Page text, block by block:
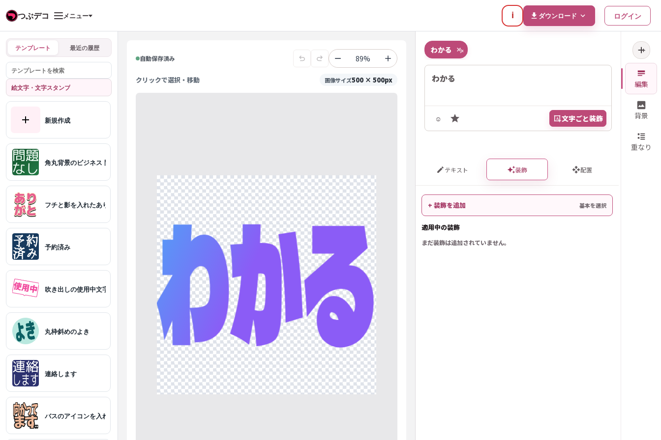
つぶデコ メニュー i ダウンロード ログイン
テンプレート 最近の履歴
絵文字・文字スタンプ
新規作成
角丸背景のビジネス 問題なし
フチと影を入れたありがと
予約済み
吹き出しの使用中文字スタンプ
丸枠斜めのよき
連絡します
バスのアイコンを入れた向かってます
自動保存済み 89%
クリックで選択・移動 画像サイズ500 × 500px
わかる ×
わかる
☺ A 文字ごと装飾
テキスト 装飾 配置
+ 装飾を追加 基本を選択
適用中の装飾
まだ装飾は追加されていません。
+
編集
背景
重なり